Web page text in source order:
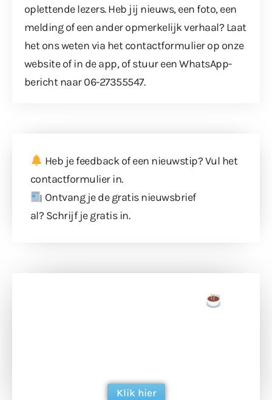
oplettende lezers. Heb jij nieuws, een foto, een
melding of een ander opmerkelijk verhaal? Laat
het ons weten via hetcontactformulierop onze
website of in de app, of stuur een WhatsApp-
bericht naar 06-27355547.
Heb je feedback of een nieuwstip? Vul het
contactformulierin.
Ontvang je de gratis nieuwsbrief
al? Schrijf je gratis in.
Klik hier